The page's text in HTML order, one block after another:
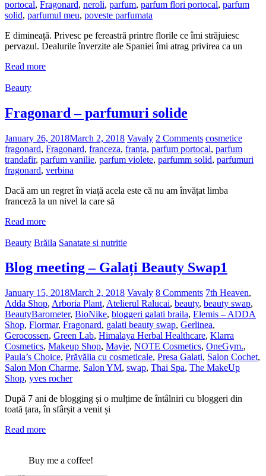
portocal, Fragonard, neroli, parfum, parfum flori portocal, parfum
solid, parfumul meu, poveste parfumata
E dimineață. Privesc pe fereastră printre florile ce îmi străjuiesc
pervazul. Dealurile înverzite ale Spaniei îmi atrag privirea ca un
Read more
Beauty
Fragonard – parfumuri solide
January 26, 2018March 2, 2018 Vavaly 2 Comments cosmetice
fragonard, Fragonard, franceza, franța, parfum portocal, parfum
trandafir, parfum vanilie, parfum violete, parfumm solid, parfumuri
fragonard, verbina
Dacă am un regret în viață acela este că nu am învățat limba
franceză la un nivel la care să
Read more
Beauty Brăila Sanatate si nutritie
Blog meeting – Galați Beauty Swap1
January 15, 2018March 2, 2018 Vavaly 8 Comments 7th Heaven,
Adda Shop, Arboria Plant, Atelierul Ralucai, beauty, beauty swap,
BeautyBarometer, BioNike, bloggeri galati braila, Elemis – ADDA
Shop, Flormar, Fragonard, galati beauty swap, Gerlinea,
Gerocossen, Green Lab, Himalaya Herbal Healthcare, Klarra
Cosmetics, Makeup Shop, Mayie, NOTE Cosmetics, OneGym.,
Paula’s Choice, Prăvălia cu cosmeticale, Presa Galați, Salon Cochet,
Salon Mon Charme, Salon YM, swap, Thai Spa, The MakeUp
Shop, yves rocher
După 7 ani de blogging și o mulțime de întâlniri cu bloggeri din
toată țara, în sfârșit a venit și
Read more
Buy me a coffee!